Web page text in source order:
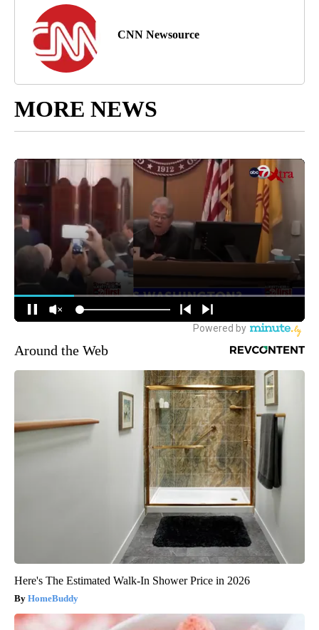
CNN Newsource
MORE NEWS
Around the Web
Here's The Estimated Walk-In Shower Price in 2026
HomeBuddy